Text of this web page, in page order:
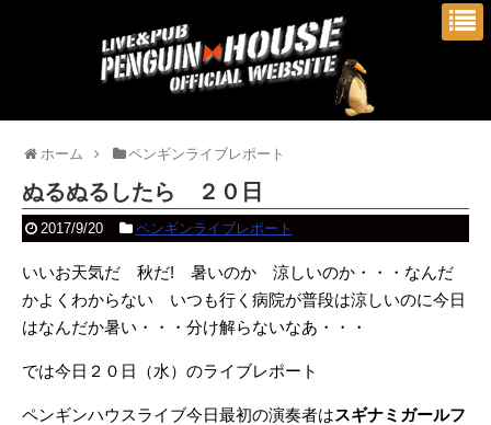
ホーム ペンギンライブレポート
ぬるぬるしたら ２０日
2017/9/20 ペンギンライブレポート
いいお天気だ 秋だ! 暑いのか 涼しいのか・・・なんだ
かよくわからない いつも行く病院が普段は涼しいのに今日
はなんだか暑い・・・分け解らないなあ・・・
では今日２０日（水）のライブレポート
ペンギンハウスライブ今日最初の演奏者はスギナミガールフ